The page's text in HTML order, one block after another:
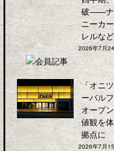
破――ナ
ニーカ
レルな
2026年7月
「オニ
ーバル
オープ
値観を
拠点に
2026年7月